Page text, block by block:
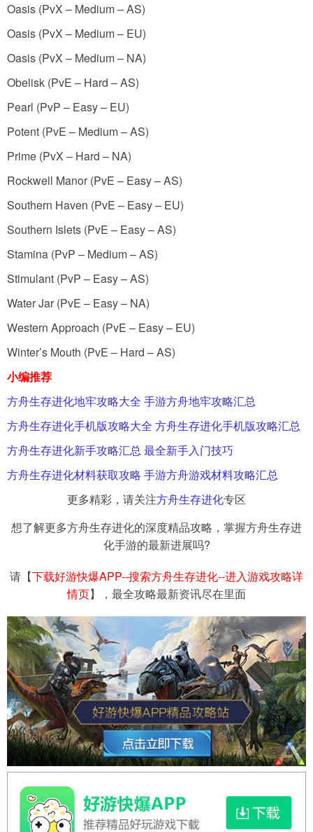
Oasis (PvX – Medium – AS)
Oasis (PvX – Medium – EU)
Oasis (PvX – Medium – NA)
Obelisk (PvE – Hard – AS)
Pearl (PvP – Easy – EU)
Potent (PvE – Medium – AS)
Prime (PvX – Hard – NA)
Rockwell Manor (PvE – Easy – AS)
Southern Haven (PvE – Easy – EU)
Southern Islets (PvE – Easy – AS)
Stamina (PvP – Medium – AS)
Stimulant (PvP – Easy – AS)
Water Jar (PvE – Easy – NA)
Western Approach (PvE – Easy – EU)
Winter’s Mouth (PvE – Hard – AS)
小编推荐
方舟生存进化地牢攻略大全 手游方舟地牢攻略汇总
方舟生存进化手机版攻略大全 方舟生存进化手机版攻略汇总
方舟生存进化新手攻略汇总 最全新手入门技巧
方舟生存进化材料获取攻略 手游方舟游戏材料攻略汇总
更多精彩，请关注方舟生存进化专区
想了解更多方舟生存进化的深度精品攻略，掌握方舟生存进
化手游的最新进展吗?
请【下载好游快爆APP--搜索方舟生存进化--进入游戏攻略详
情页】，最全攻略最新资讯尽在里面